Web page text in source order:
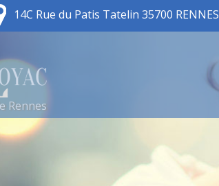
Rennes
14C Rue du Patis Tatelin 35700 RENNES